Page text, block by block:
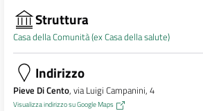
Struttura
Casa della Comunità (ex Casa della salute)
Indirizzo
Pieve Di Cento, via Luigi Campanini, 4
Visualizza indirizzo su Google Maps